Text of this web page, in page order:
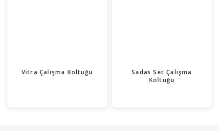
Vitra Çalışma Koltuğu
Sadas Set Çalışma
Koltuğu